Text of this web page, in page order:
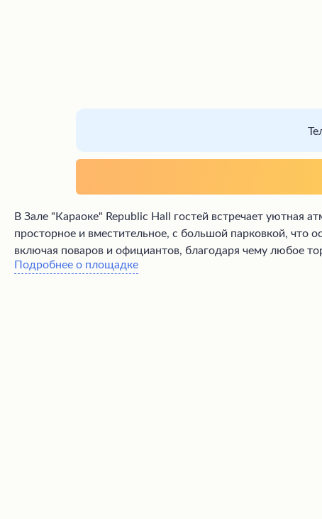
В Зале "Караоке" Republic Hall гостей встречает уютная
просторное и вместительное, с большой парковкой, что
включая поваров и официантов, благодаря чему любое
относится к пожеланиям клиентов и сопровождает
Подробнее о площадке